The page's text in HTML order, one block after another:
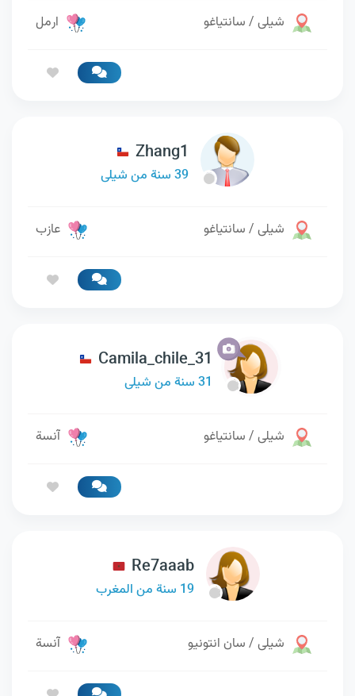
شيلى / سانتياغو ارمل
Zhang1
39 سنة من شيلى
شيلى / سانتياغو عازب
Camila_chile_31
31 سنة من شيلى
شيلى / سانتياغو آنسة
Re7aaab
19 سنة من المغرب
شيلى / سان انتونيو آنسة